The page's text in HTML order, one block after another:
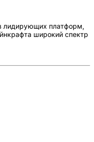
лидирующих платформ,
широкий спектр